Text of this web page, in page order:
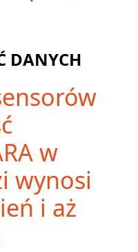
DANYCH
w
wynosi
i aż